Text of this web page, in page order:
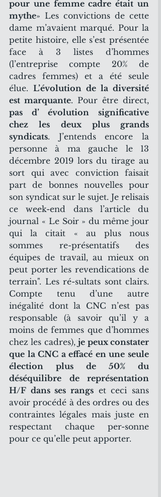
pour une femme cadre était un
mythe» Les convictions de cette
dame m’avaient marqué. Pour la
petite histoire, elle s’est présentée
face à 3 listes d’hommes
(l’entreprise compte 20% de
cadres femmes) et a été seule
élue. L’évolution de la diversité
est marquante
pas d’ évolution significative
chez les deux plus grands
syndicats. J’entends encore la
personne à ma gauche le 13
décembre 2019 lors du tirage au
sort qui avec conviction faisait
part de bonnes nouvelles pour
son syndicat sur le sujet. Je relisais
ce week-end dans l’article du
journal « Le Soir » du même jour
qui la citait « au plus nous
sommes re-présentatifs des
équipes de travail, au mieux on
peut porter les revendications de
terrain". Les ré-sultats sont clairs.
Compte tenu d’une autre
inégalité dont la CNC n’est pas
responsable (à savoir qu’il y a
moins de femmes que d’hommes
chez les cadres), je peux constater
que la CNC a effacé en une seule
élection plus de 50% du
déséquilibre de représentation
H/F dans ses rangs et ceci sans
avoir procédé à des ordres ou des
contraintes légales mais juste en
respectant chaque per-sonne
pour ce qu’elle peut apporter.